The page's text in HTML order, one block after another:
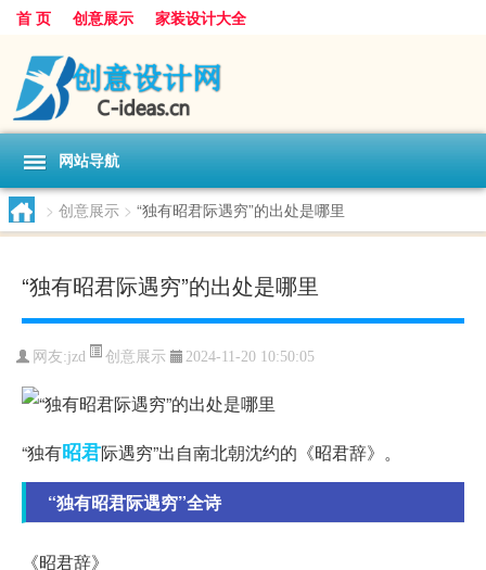
首 页 创意展示 家装设计大全
网站导航
> 创意展示 > “独有昭君际遇穷”的出处是哪里
“独有昭君际遇穷”的出处是哪里
网友:jzd 创意展示 2024-11-20 10:50:05
“独有昭君际遇穷”出自南北朝沈约的《昭君辞》。
“独有昭君际遇穷”全诗
《昭君辞》